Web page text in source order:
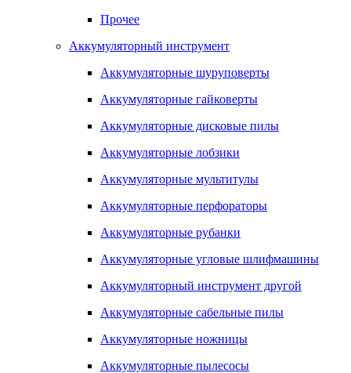
Прочее
Аккумуляторный инструмент
Аккумуляторные шуруповерты
Аккумуляторные гайковерты
Аккумуляторные дисковые пилы
Аккумуляторные лобзики
Аккумуляторные мультитулы
Аккумуляторные перфораторы
Аккумуляторные рубанки
Аккумуляторные угловые шлифмашины
Аккумуляторный инструмент другой
Аккумуляторные сабельные пилы
Аккумуляторные ножницы
Аккумуляторные пылесосы